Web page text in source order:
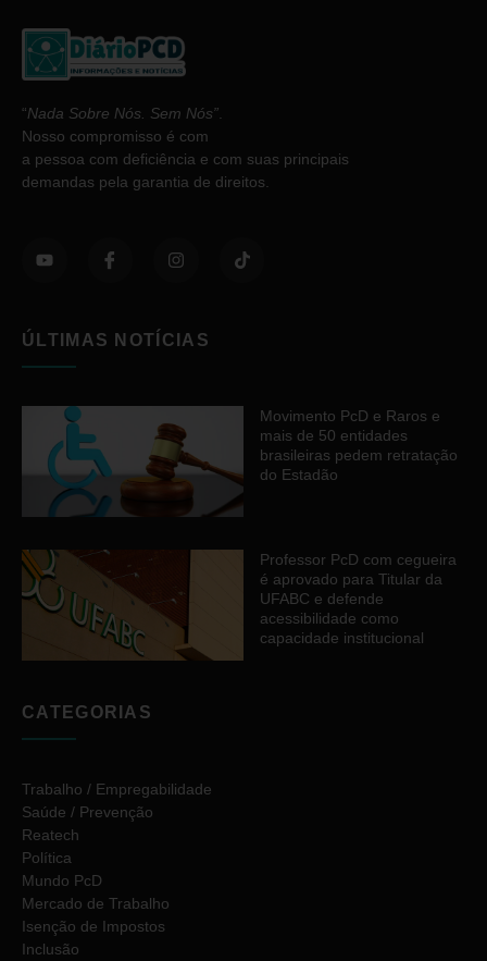
“Nada Sobre Nós. Sem Nós”
Nosso compromisso é com
a pessoa com deficiência e com suas principais
demandas pela garantia de direitos.
ÚLTIMAS NOTÍCIAS
Movimento PcD e Raros e
mais de 50 entidades
brasileiras pedem retratação
do Estadão
Professor PcD com cegueira
é aprovado para Titular da
UFABC e defende
acessibilidade como
capacidade institucional
CATEGORIAS
Trabalho / Empregabilidade
Saúde / Prevenção
Reatech
Política
Mundo PcD
Mercado de Trabalho
Isenção de Impostos
Inclusão